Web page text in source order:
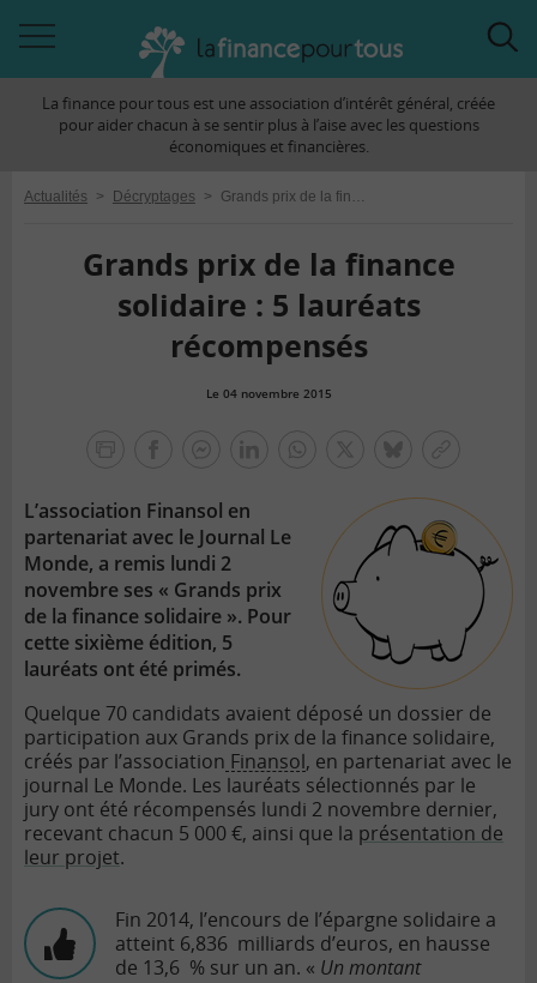
àLa finance pour tous est une association d’intérêt général, créée
pour aider chacun à se sentir plus à l’aise avec les questions
économiques et financières.
Actualités > Décryptages > Grands prix de la finance solidaire : 5 lauréats récompensés
Grands prix de la finance
solidaire : 5 lauréats
récompensés
Le 04 novembre 2015
lien
L’association Finansol en
partenariat avec le Journal Le
Monde, a remis lundi 2
novembre ses « Grands prix
de la finance solidaire ». Pour
cette sixième édition, 5
lauréats ont été primés.
Quelque 70 candidats avaient déposé un dossier de
participation aux Grands prix de la finance solidaire,
créés par l’association Finansol, en partenariat avec le
journal Le Monde. Les lauréats sélectionnés par le
jury ont été récompensés lundi 2 novembre dernier,
recevant chacun 5 000 €, ainsi que la présentation de
leur projet.
Fin 2014, l’encours de l’épargne solidaire a
atteint 6,836 milliards d’euros, en hausse
de 13,6 % sur un an. « Un montant